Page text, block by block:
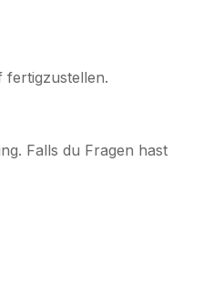
fertigzustellen.
Falls du Fragen hast